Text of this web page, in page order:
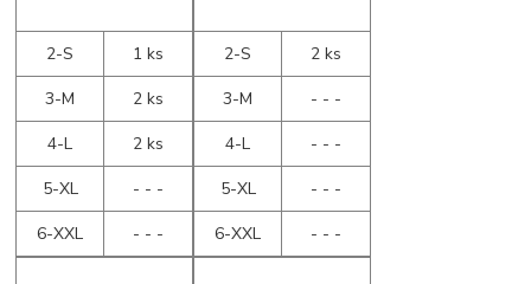
2-S
1 ks
3-M
2 ks
4-L
2 ks
5-XL
- - -
6-XXL
- - -
2-S
2 ks
3-M
- - -
4-L
- - -
5-XL
- - -
6-XXL
- - -